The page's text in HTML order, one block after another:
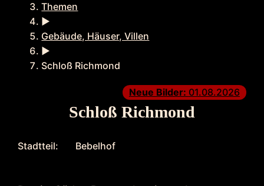
Themen
►
Gebäude, Häuser, Villen
►
Schloß Richmond
Neue Bilder: 01.08.2026
Schloß Richmond
Stadtteil: Bebelhof